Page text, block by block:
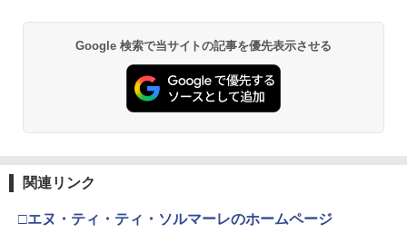
Google 検索で当サイトの記事を優先表示させる
関連リンク
□エヌ・ティ・ティ・ソルマーレのホームページ